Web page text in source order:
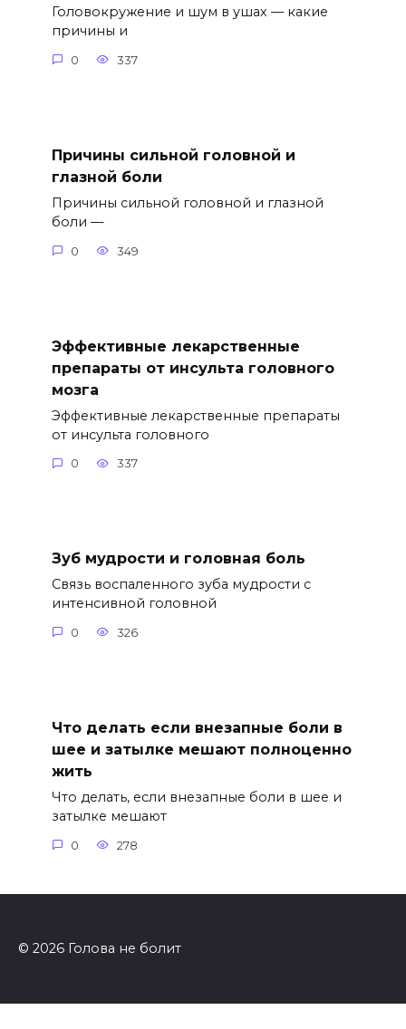
Головокружение и шум в ушах — какие
причины и
0 337
Причины сильной головной и
глазной боли
Причины сильной головной и глазной
боли —
0 349
Эффективные лекарственные
препараты от инсульта головного
мозга
Эффективные лекарственные препараты
от инсульта головного
0 337
Зуб мудрости и головная боль
Связь воспаленного зуба мудрости с
интенсивной головной
0 326
Что делать если внезапные боли в
шее и затылке мешают полноценно
жить
Что делать, если внезапные боли в шее и
затылке мешают
0 278
© 2026 Голова не болит